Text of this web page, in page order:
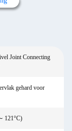
Joint Connecting
gehard voor
121°C)